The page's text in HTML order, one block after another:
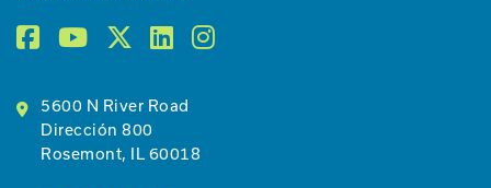
5600 N River Road
Dirección 800
Rosemont, IL 60018